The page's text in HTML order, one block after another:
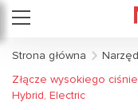
Strona główna
Złącze wysokiego
Hybrid, Electric